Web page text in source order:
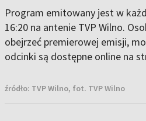
Program emitowany jest w
16:20 na antenie TVP Wilno.
obejrzeć premierowej emisji,
odcinki są dostępne online na
źródło: TVP Wilno, fot. TVP Wilno